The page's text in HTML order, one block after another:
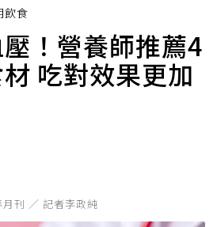
飲食
！營養師推薦4
吃對效果更加
月刊 ／ 記者李政純